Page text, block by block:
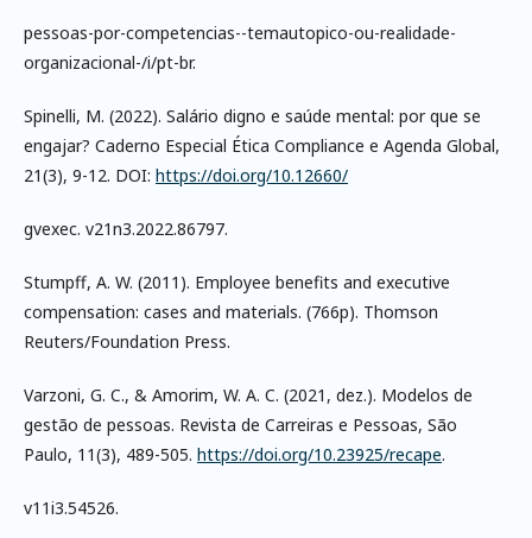
pessoas-por-competencias--temautopico-ou-realidade-
organizacional-/i/pt-br.
Spinelli, M. (2022). Salário digno e saúde mental: por que se
engajar? Caderno Especial Ética Compliance e Agenda Global,
21(3), 9-12. DOI: https://doi.org/10.12660/
gvexec. v21n3.2022.86797.
Stumpff, A. W. (2011). Employee benefits and executive
compensation: cases and materials. (766p). Thomson
Reuters/Foundation Press.
Varzoni, G. C., & Amorim, W. A. C. (2021, dez.). Modelos de
gestão de pessoas. Revista de Carreiras e Pessoas, São
Paulo, 11(3), 489-505. https://doi.org/10.23925/recape.
v11i3.54526.